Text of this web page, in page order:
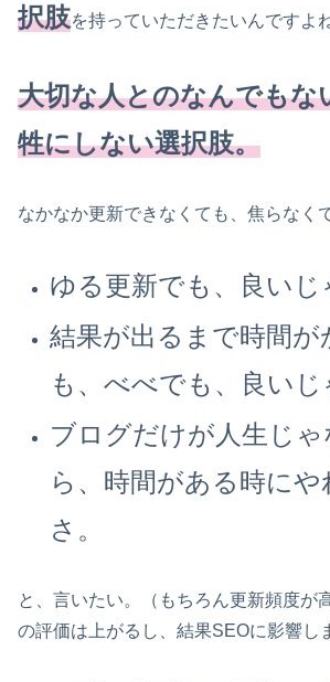
択肢を持っていただきたいんですよね
大切な人とのなんでもな
牲にしない選択肢。
なかなか更新できなくても、焦らなく
ゆる更新でも、良いじ
結果が出るまで時間が
も、べべでも、良いじ
ブログだけが人生じ
ら、時間がある時に
さ。
と、言いたい。（もちろん更新頻度が
の評価は上がるし、結果SEOに影響し